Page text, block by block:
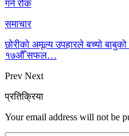
गर्न रोक
समाचार
छोरीको अमूल्य उपहारले बच्यो बाबुको
१७औँ सफल…
Prev Next
प्रतिक्रिया
Your email address will not be